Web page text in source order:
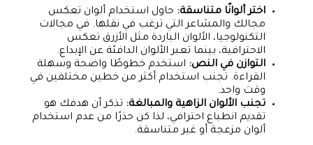
اختر ألوانًا متناسقة: حاول استخدام ألوان تعكس
مجالك والمشاعر التي ترغب في نقلها. في مجالات
التكنولوجيا، الألوان الباردة مثل الأزرق تعكس
الاحترافية، بينما تعبر الألوان الدافئة عن الإبداع.
التوازن في النص: استخدم خطوطًا واضحة وسهلة
القراءة. تجنب استخدام أكثر من خطين مختلفين في
وقت واحد.
تجنب الألوان الزاهية والمبالغة: تذكر أن هدفك هو
تقديم انطباع احترافي، لذا كن حذرًا من عدم استخدام
ألوان مزعجة أو غير متناسقة.